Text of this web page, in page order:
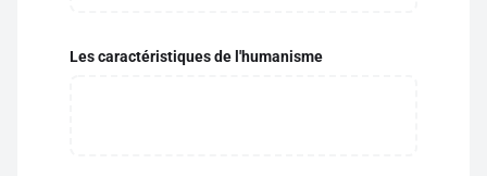
Les caractéristiques de l'humanisme